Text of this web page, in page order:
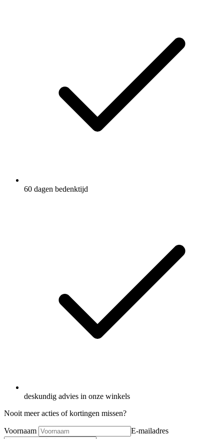
60 dagen bedenktijd
deskundig advies in onze winkels
Nooit meer acties of kortingen missen?
Voornaam E-mailadres